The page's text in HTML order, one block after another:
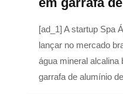
[ad_1] A startup Spa
lançar no mercado
água mineral alcalina
garrafa de alumínio